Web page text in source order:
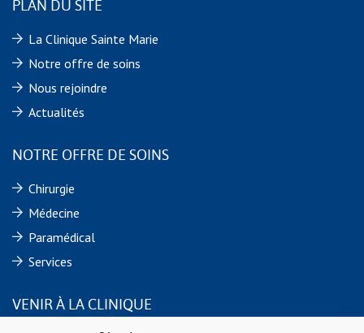
PLAN DU SITE
La Clinique Sainte Marie
Notre offre de soins
Nous rejoindre
Actualités
NOTRE OFFRE DE SOINS
Chirurgie
Médecine
Paramédical
Services
VENIR À LA CLINIQUE